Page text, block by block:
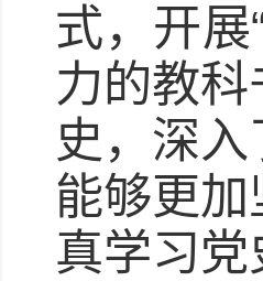
式，开
力的教
史，深
能够更
真学习